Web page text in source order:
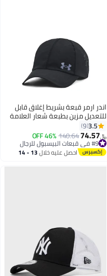
اندر ارمر قبعة بشريط إغلاق قابل
للتعديل مزين بطبعة شعار العلامة
التجارية
3.5
9
﷼‏74.57
140.64
46% OFF #9 في قبعات البيسبول للرجال
أقل سعر في 30 يوم
#9 في قبعات البيسبول للرجال احصل عليه خلال 13 - 14